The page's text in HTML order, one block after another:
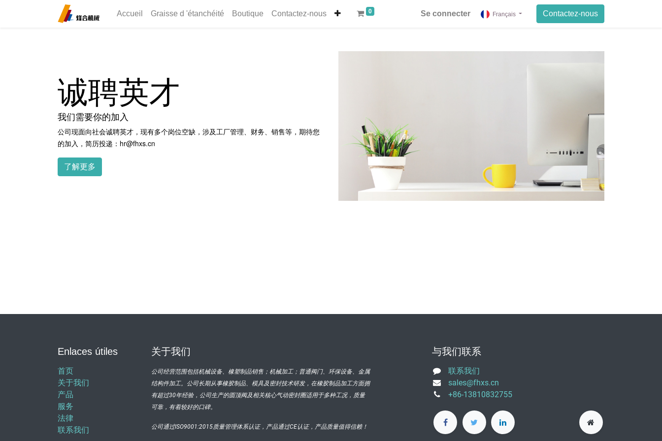
Accueil Graisse d 'étanchéité Boutique Contactez-nous 0 Se connecter Français Contactez-nous
诚聘英才
我们需要你的加入
公司现面向社会诚聘英才，现有多个岗位空缺，涉及工厂管理、财务、销售等，期待您
的加入，简历投递：hr@fhxs.cn
了解更多
Enlaces útiles
首页
关于我们
产品
服务
法律
联系我们
关于我们
公司经营范围包括机械设备、橡塑制品销售；机械加工；普通阀门、环保设备、金属
结构件加工。公司长期从事橡胶制品、模具及密封技术研发，在橡胶制品加工方面拥
有超过30年经验，公司生产的圆顶阀及相关核心气动密封圈适用于多种工况，质量
可靠，有着较好的口碑。
公司通过ISO9001:2015质量管理体系认证，产品通过CE认证，产品质量值得信赖！
与我们联系
联系我们
sales@fhxs.cn
+86-13810832755